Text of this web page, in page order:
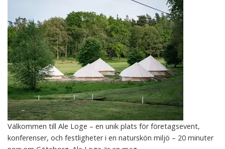
Välkommen till Ale Loge – en unik plats för företagsevent,
konferenser, och festligheter i en naturskön miljö – 20 minuter